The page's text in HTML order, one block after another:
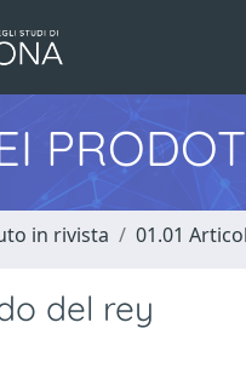
in rivista 01.01
del rey